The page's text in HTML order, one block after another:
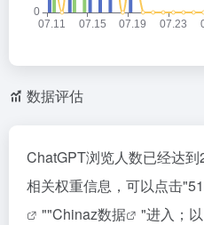
数据评估
ChatGPT浏览人数已经达
相关权重信息，可以点击"
""Chinaz数据
"进入；